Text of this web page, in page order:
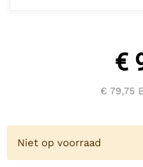
€
€ 79,75
Niet op voorraad